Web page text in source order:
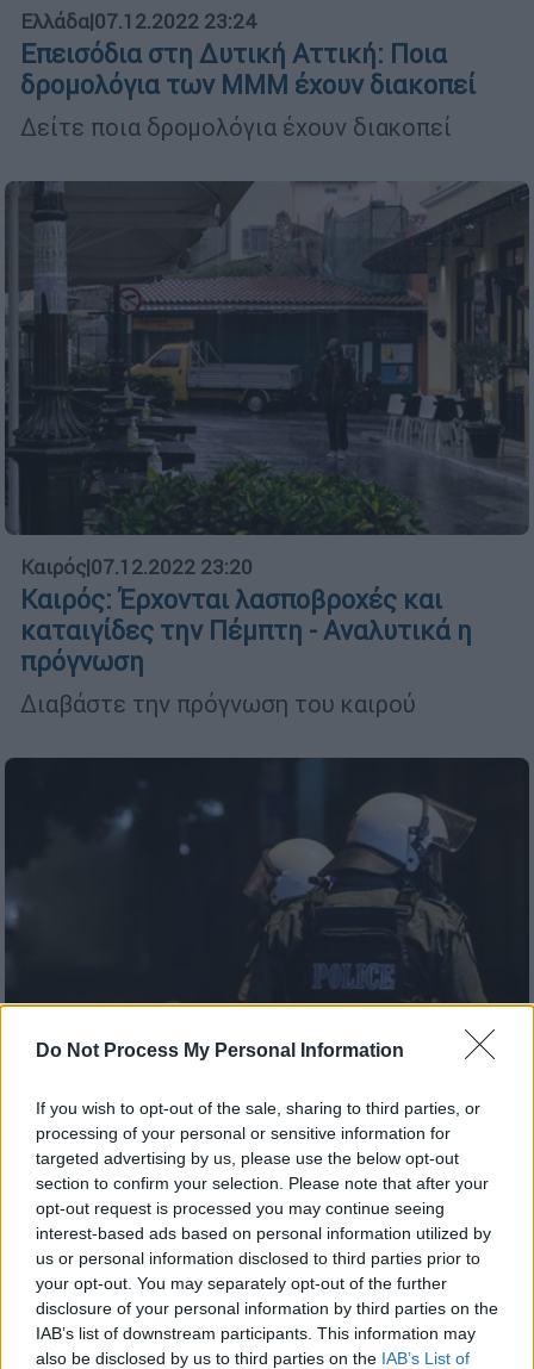
Do Not Process My Personal Information
If you wish to opt-out of the sale, sharing to third parties, or
processing of your personal or sensitive information for
targeted advertising by us, please use the below opt-out
section to confirm your selection. Please note that after your
opt-out request is processed you may continue seeing
interest-based ads based on personal information utilized by
us or personal information disclosed to third parties prior to
your opt-out. You may separately opt-out of the further
disclosure of your personal information by third parties on the
IAB’s list of downstream participants. This information may
also be disclosed by us to third parties on the IAB’s List of
Ελλάδα|07.12.2022 23:24
Επεισόδια στη Δυτική Αττική: Ποια
δρομολόγια των ΜΜΜ έχουν διακοπεί
Δείτε ποια δρομολόγια έχουν διακοπεί
Καιρός|07.12.2022 23:20
Καιρός: Έρχονται λασποβροχές και
καταιγίδες την Πέμπτη - Αναλυτικά η
πρόγνωση
Διαβάστε την πρόγνωση του καιρού
Ελλάδα|07.12.2022 23:19
Εκτεταμένα επεισόδια: Μεγάλη φωτιά
σε κατάστημα ελαστικών στον
Ασπρόπυργο – Πυρπολήθηκε λεωφορείο
στο Μενίδι
Μεγάλη επιχείρηση της πυροσβεστικής σε
εξέλιξη